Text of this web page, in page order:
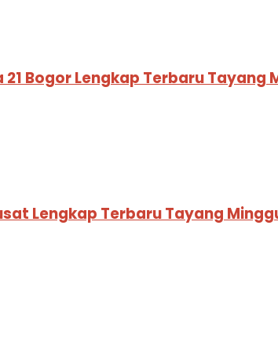
Bogor Lengkap Terbaru Tayang
Lengkap Terbaru Tayang